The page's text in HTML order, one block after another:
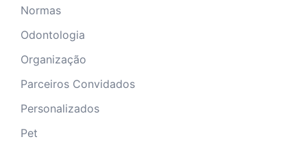
Normas
Odontologia
Organização
Parceiros Convidados
Personalizados
Pet